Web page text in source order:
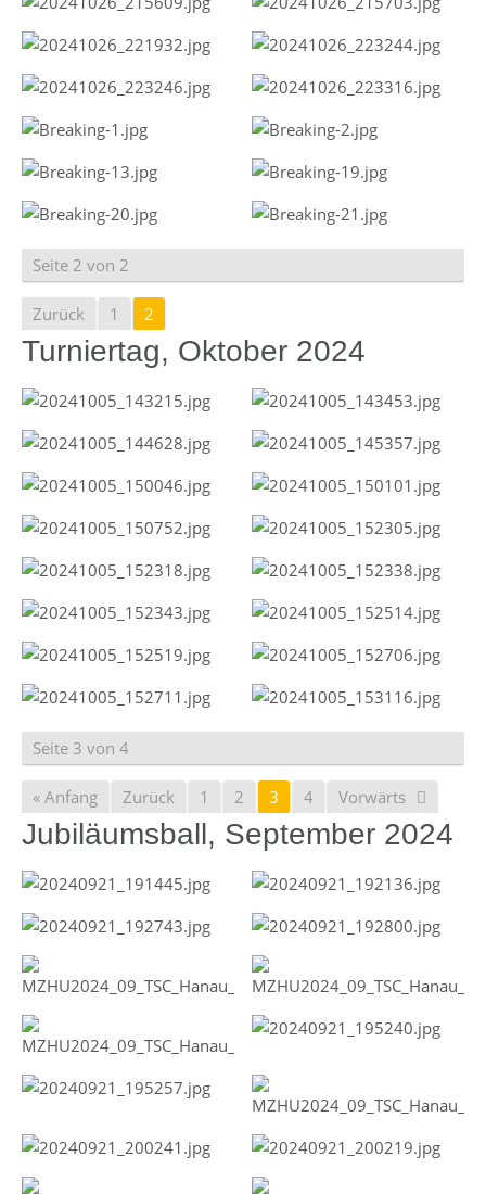
Seite 2 von 2
Zurück 1 2
Turniertag, Oktober 2024
Seite 3 von 4
« Anfang Zurück 1 2 3 4 Vorwärts
Jubiläumsball, September 2024